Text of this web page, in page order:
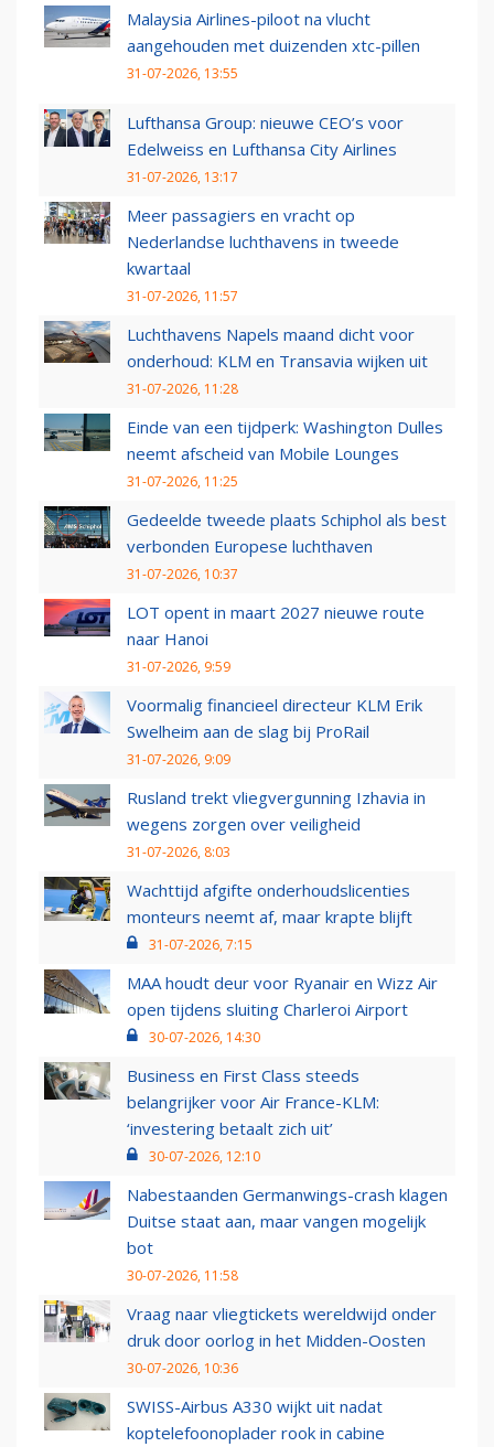
Malaysia Airlines-piloot na vlucht
aangehouden met duizenden xtc-pillen
31-07-2026, 13:55
Lufthansa Group: nieuwe CEO’s voor
Edelweiss en Lufthansa City Airlines
31-07-2026, 13:17
Meer passagiers en vracht op
Nederlandse luchthavens in tweede
kwartaal
31-07-2026, 11:57
Luchthavens Napels maand dicht voor
onderhoud: KLM en Transavia wijken uit
31-07-2026, 11:28
Einde van een tijdperk: Washington Dulles
neemt afscheid van Mobile Lounges
31-07-2026, 11:25
Gedeelde tweede plaats Schiphol als best
verbonden Europese luchthaven
31-07-2026, 10:37
LOT opent in maart 2027 nieuwe route
naar Hanoi
31-07-2026, 9:59
Voormalig financieel directeur KLM Erik
Swelheim aan de slag bij ProRail
31-07-2026, 9:09
Rusland trekt vliegvergunning Izhavia in
wegens zorgen over veiligheid
31-07-2026, 8:03
Wachttijd afgifte onderhoudslicenties
monteurs neemt af, maar krapte blijft
31-07-2026, 7:15
MAA houdt deur voor Ryanair en Wizz Air
open tijdens sluiting Charleroi Airport
30-07-2026, 14:30
Business en First Class steeds
belangrijker voor Air France-KLM:
‘investering betaalt zich uit’
30-07-2026, 12:10
Nabestaanden Germanwings-crash klagen
Duitse staat aan, maar vangen mogelijk
bot
30-07-2026, 11:58
Vraag naar vliegtickets wereldwijd onder
druk door oorlog in het Midden-Oosten
30-07-2026, 10:36
SWISS-Airbus A330 wijkt uit nadat
koptelefoonoplader rook in cabine